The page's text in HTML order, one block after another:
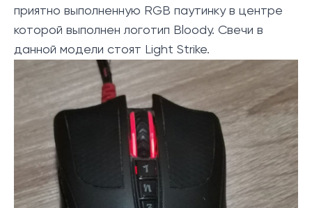
приятно выполненную RGB паутинку в центре
которой выполнен логотип Bloody. Свечи в
данной модели стоят Light Strike.